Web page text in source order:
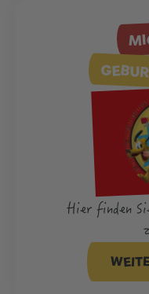
Hier finden